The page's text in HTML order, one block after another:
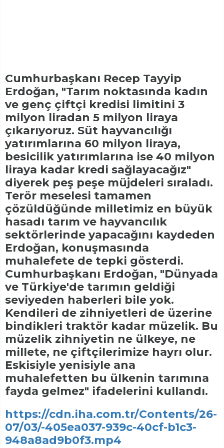
Cumhurbaşkanı Recep Tayyip
Erdoğan, "Tarım noktasında kadın
ve genç çiftçi kredisi limitini 3
milyon liradan 5 milyon liraya
çıkarıyoruz. Süt hayvancılığı
yatırımlarına 60 milyon liraya,
besicilik yatırımlarına ise 40 milyon
liraya kadar kredi sağlayacağız"
diyerek peş peşe müjdeleri sıraladı.
Terör meselesi tamamen
çözüldüğünde milletimiz en büyük
hasadı tarım ve hayvancılık
sektörlerinde yapacağını kaydeden
Erdoğan, konuşmasında
muhalefete de tepki gösterdi.
Cumhurbaşkanı Erdoğan, "Dünyada
ve Türkiye'de tarımın geldiği
seviyeden haberleri bile yok.
Kendileri de zihniyetleri de üzerine
bindikleri traktör kadar müzelik. Bu
müzelik zihniyetin ne ülkeye, ne
millete, ne çiftçilerimize hayrı olur.
Eskisiyle yenisiyle ana
muhalefetten bu ülkenin tarımına
fayda gelmez" ifadelerini kullandı.
https://cdn.iha.com.tr/Contents/26-
07/03/-405ea037-939c-40cf-b1c3-
948a8ad9b0f3.mp4